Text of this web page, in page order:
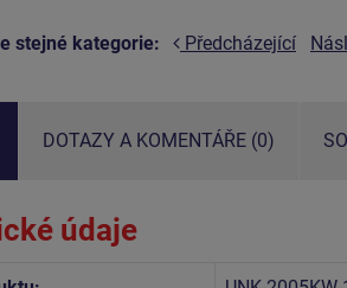
stejné kategorie: Předcházející
DOTAZY A KOMENTÁŘE (0)
údaje